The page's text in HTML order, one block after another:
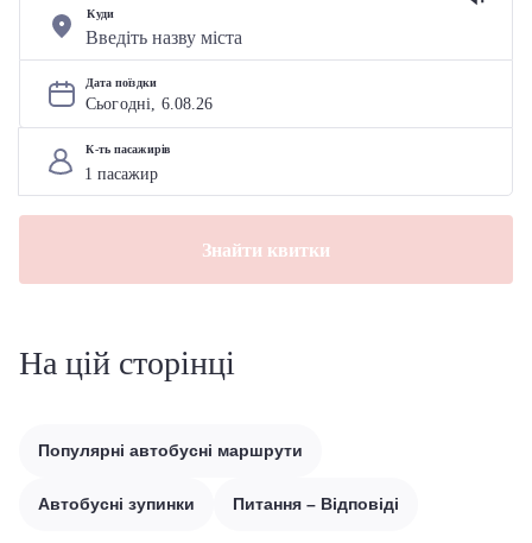
Куди
Дата поїздки
Сьогодні, 6.08.26
К-ть пасажирів
Знайти квитки
На цій сторінці
Популярні автобусні маршрути
Автобусні зупинки Питання – Відповіді